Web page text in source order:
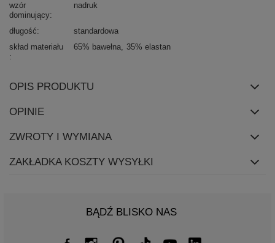
wzór
dominujący
nadruk
długość
standardowa
skład materiału
65% bawełna 35% elastan
OPIS PRODUKTU
OPINIE
ZWROTY I WYMIANA
ZAKŁADKA KOSZTY WYSYŁKI
BĄDŹ BLISKO NAS